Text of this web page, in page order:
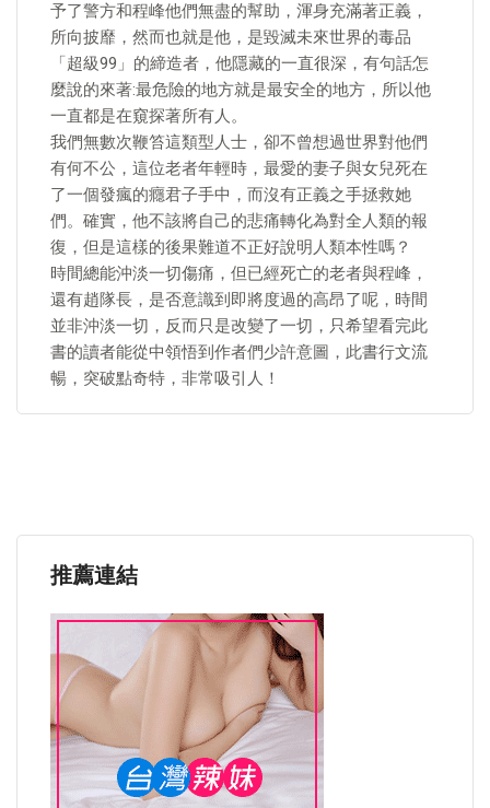
予了警方和程峰他們無盡的幫助，渾身充滿著正義，
所向披靡，然而也就是他，是毀滅未來世界的毒品
「超級99」的締造者，他隱藏的一直很深，有句話怎
麼說的來著:最危險的地方就是最安全的地方，所以他
一直都是在窺探著所有人。
我們無數次鞭笞這類型人士，卻不曾想過世界對他們
有何不公，這位老者年輕時，最愛的妻子與女兒死在
了一個發瘋的癮君子手中，而沒有正義之手拯救她
們。確實，他不該將自己的悲痛轉化為對全人類的報
復，但是這樣的後果難道不正好說明人類本性嗎？
時間總能沖淡一切傷痛，但已經死亡的老者與程峰，
還有趙隊長，是否意識到即將度過的高昂了呢，時間
並非沖淡一切，反而只是改變了一切，只希望看完此
書的讀者能從中領悟到作者們少許意圖，此書行文流
暢，突破點奇特，非常吸引人！
推薦連結